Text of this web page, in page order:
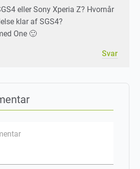
eller Sony Xperia Z? Hvornår
klar af SGS4?
One 🙂
Svar